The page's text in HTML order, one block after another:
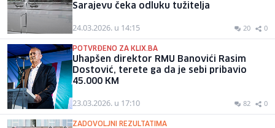
Sarajevu čeka odluku tužitelja
24.03.2026. u 14:15 20 0
POTVRĐENO ZA KLIX.BA
Uhapšen direktor RMU Banovići Rasim
Dostović, terete ga da je sebi pribavio
45.000 KM
23.03.2026. u 17:10 82 0
ZADOVOLJNI REZULTATIMA